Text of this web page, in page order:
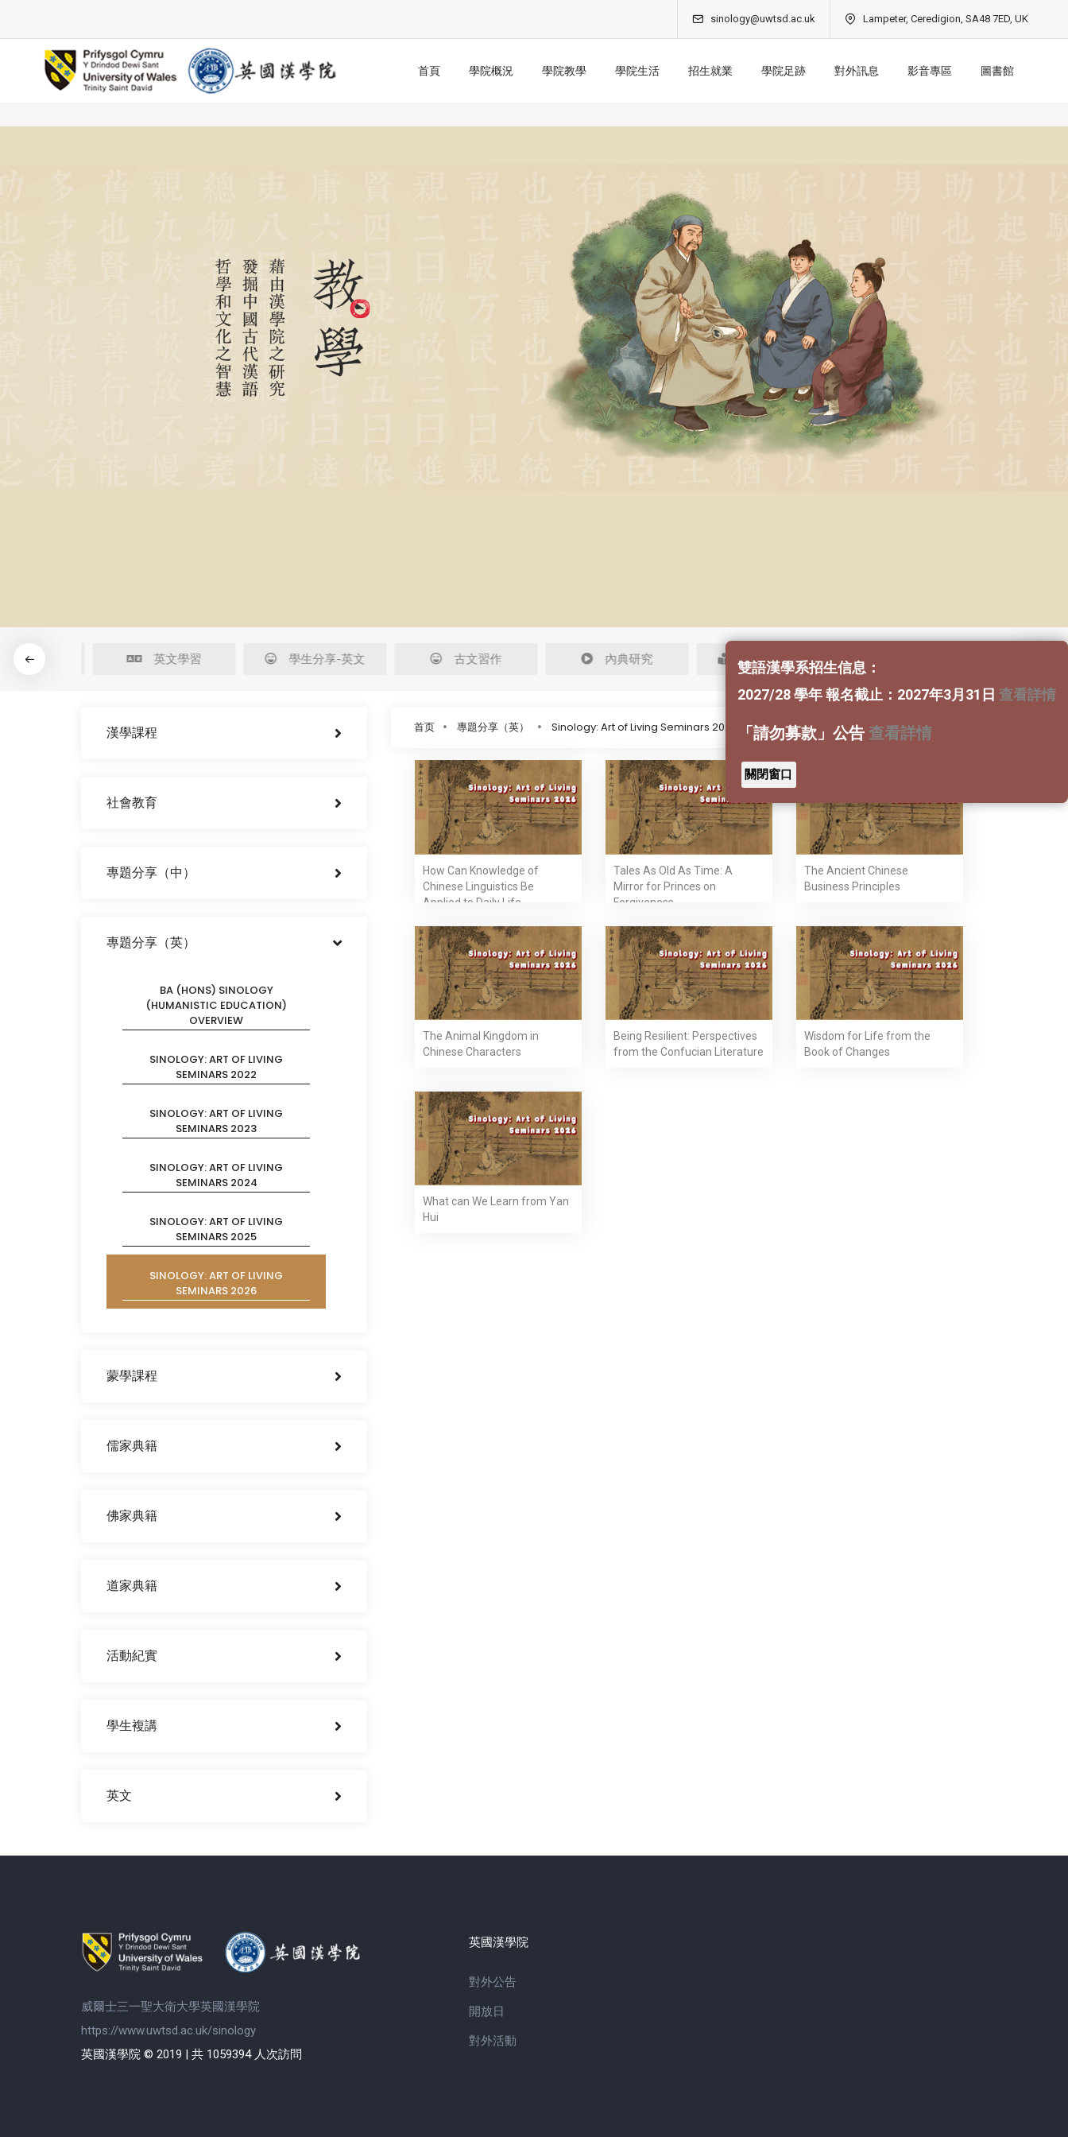
sinology@uwtsd.ac.uk Lampeter, Ceredigion, SA48 7ED, UK
首頁 學院概況 學院教學 學院生活 招生就業 學院足跡 對外訊息 影音專區 圖書館
學方法 英文學習 學生分享-英文 古文習作 內典研究 學生分享-中文
漢學課程
社會教育
專題分享（中）
專題分享（英）
BA (HONS) SINOLOGY
(HUMANISTIC EDUCATION)
OVERVIEW
SINOLOGY: ART OF LIVING
SEMINARS 2022
SINOLOGY: ART OF LIVING
SEMINARS 2023
SINOLOGY: ART OF LIVING
SEMINARS 2024
SINOLOGY: ART OF LIVING
SEMINARS 2025
SINOLOGY: ART OF LIVING
SEMINARS 2026
蒙學課程
儒家典籍
佛家典籍
道家典籍
活動紀實
學生複講
英文
首页 專題分享（英） Sinology: Art of Living Seminars 2026
How Can Knowledge of
Chinese Linguistics Be
Applied to Daily Life
Tales As Old As Time: A
Mirror for Princes on
Forgiveness
The Ancient Chinese
Business Principles
The Animal Kingdom in
Chinese Characters
Being Resilient: Perspectives
from the Confucian Literature
Wisdom for Life from the
Book of Changes
What can We Learn from Yan
Hui
雙語漢學系招生信息：
2027/28 學年 報名截止：2027年3月31日 查看詳情
「請勿募款」公告 查看詳情
關閉窗口
威爾士三一聖大衛大學英國漢學院
https://www.uwtsd.ac.uk/sinology
英國漢學院 © 2019 | 共 1059394 人次訪問
英國漢學院
對外公告
開放日
對外活動